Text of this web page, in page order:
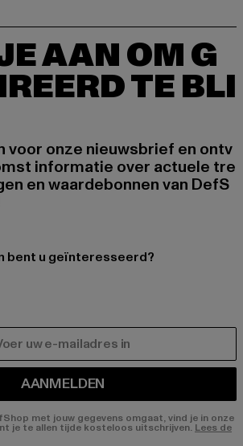
AAN OM G
TE BLI
voor onze nieuwsbrief en ontv
informatie over actuele tre
en waardebonnen van DefS
bent u geïnteresseerd?
AANMELDEN
met jouw gegevens omgaat, vind je in onze
je te allen tijde kosteloos uitschrijven. Lees de